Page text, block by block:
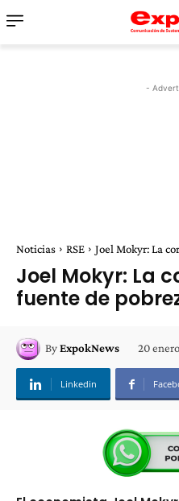
-
Noticias RSE Joel Mokyr: La
Joel Mokyr: La
fuente de
ByExpokNews 20
Linkedin